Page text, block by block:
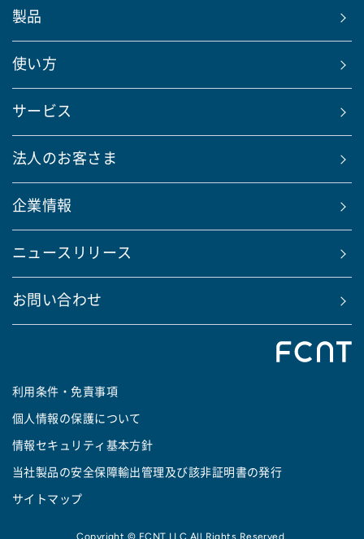
製品
使い方
サービス
法人のお客さま
企業情報
ニュースリリース
お問い合わせ
利用条件・免責事項
個人情報の保護について
情報セキュリティ基本方針
当社製品の安全保障輸出管理及び該非証明書の発行
サイトマップ
Copyright © FCNT LLC All Rights Reserved.